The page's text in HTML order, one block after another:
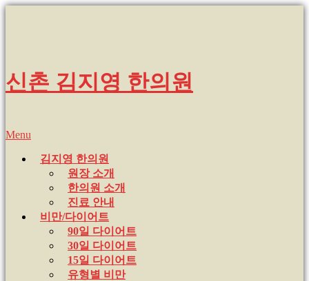
신촌 김지영 한의원
Menu
김지영 한의원
원장 소개
한의원 소개
진료 안내
비만/다이어트
90일 다이어트
30일 다이어트
15일 다이어트
유형별 비만